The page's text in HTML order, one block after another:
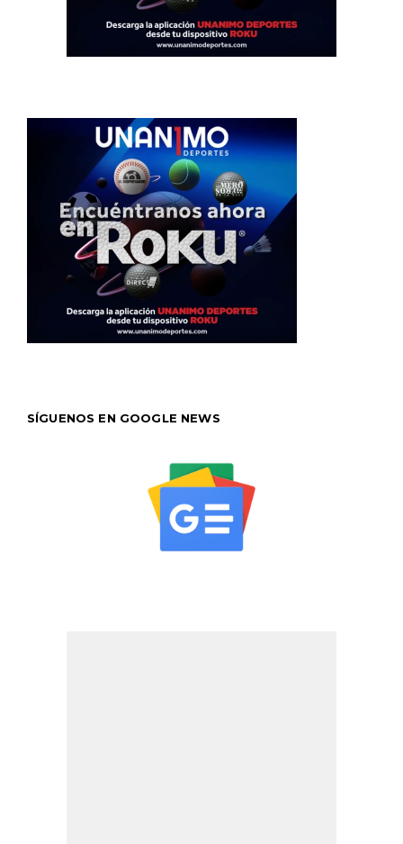
SÍGUENOS EN GOOGLE NEWS